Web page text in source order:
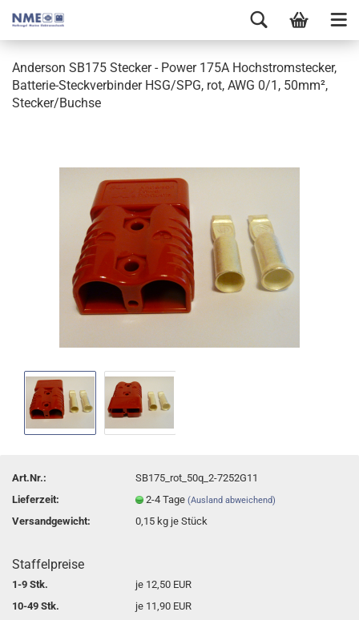
Anderson SB175 Stecker - Power 175A Hochstromstecker,
Batterie-Steckverbinder HSG/SPG, rot, AWG 0/1, 50mm²,
Stecker/Buchse
Art.Nr.:
SB175_rot_50q_2-7252G11
Lieferzeit:
2-4 Tage(Ausland abweichend)
Versandgewicht: 0,15 kg je Stück
Staffelpreise
1-9 Stk.
je 12,50 EUR
10-49 Stk.
je 11,90 EUR